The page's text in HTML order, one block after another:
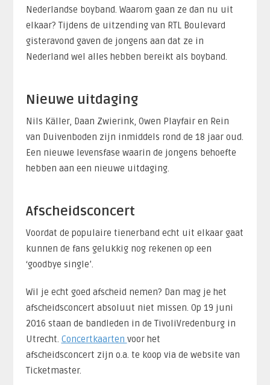
Nederlandse boyband. Waarom gaan ze dan nu uit
elkaar? Tijdens de uitzending van RTL Boulevard
gisteravond gaven de jongens aan dat ze in
Nederland wel alles hebben bereikt als boyband.
Nieuwe uitdaging
Nils Käller, Daan Zwierink, Owen Playfair en Rein
van Duivenboden zijn inmiddels rond de 18 jaar oud.
Een nieuwe levensfase waarin de jongens behoefte
hebben aan een nieuwe uitdaging.
Afscheidsconcert
Voordat de populaire tienerband echt uit elkaar gaat
kunnen de fans gelukkig nog rekenen op een
‘goodbye single’.
Wil je echt goed afscheid nemen? Dan mag je het
afscheidsconcert absoluut niet missen. Op 19 juni
2016 staan de bandleden in de TivoliVredenburg in
Utrecht. Concertkaarten voor het
afscheidsconcert zijn o.a. te koop via de website van
Ticketmaster.